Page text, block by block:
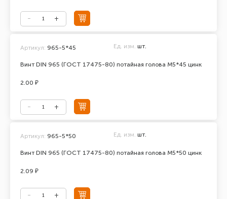
Винт DIN 965 (ГОСТ 17475-80) потайная голова М5*45 цинк
Артикул: 965-5*45 Ед. изм. шт.
2.00 ₽
Винт DIN 965 (ГОСТ 17475-80) потайная голова М5*50 цинк
Артикул: 965-5*50 Ед. изм. шт.
2.09 ₽